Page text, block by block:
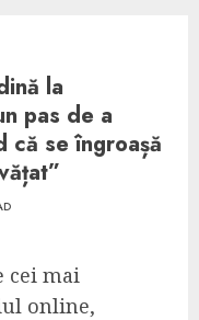
la
pas de a
că se îngroașă
cei mai
online,